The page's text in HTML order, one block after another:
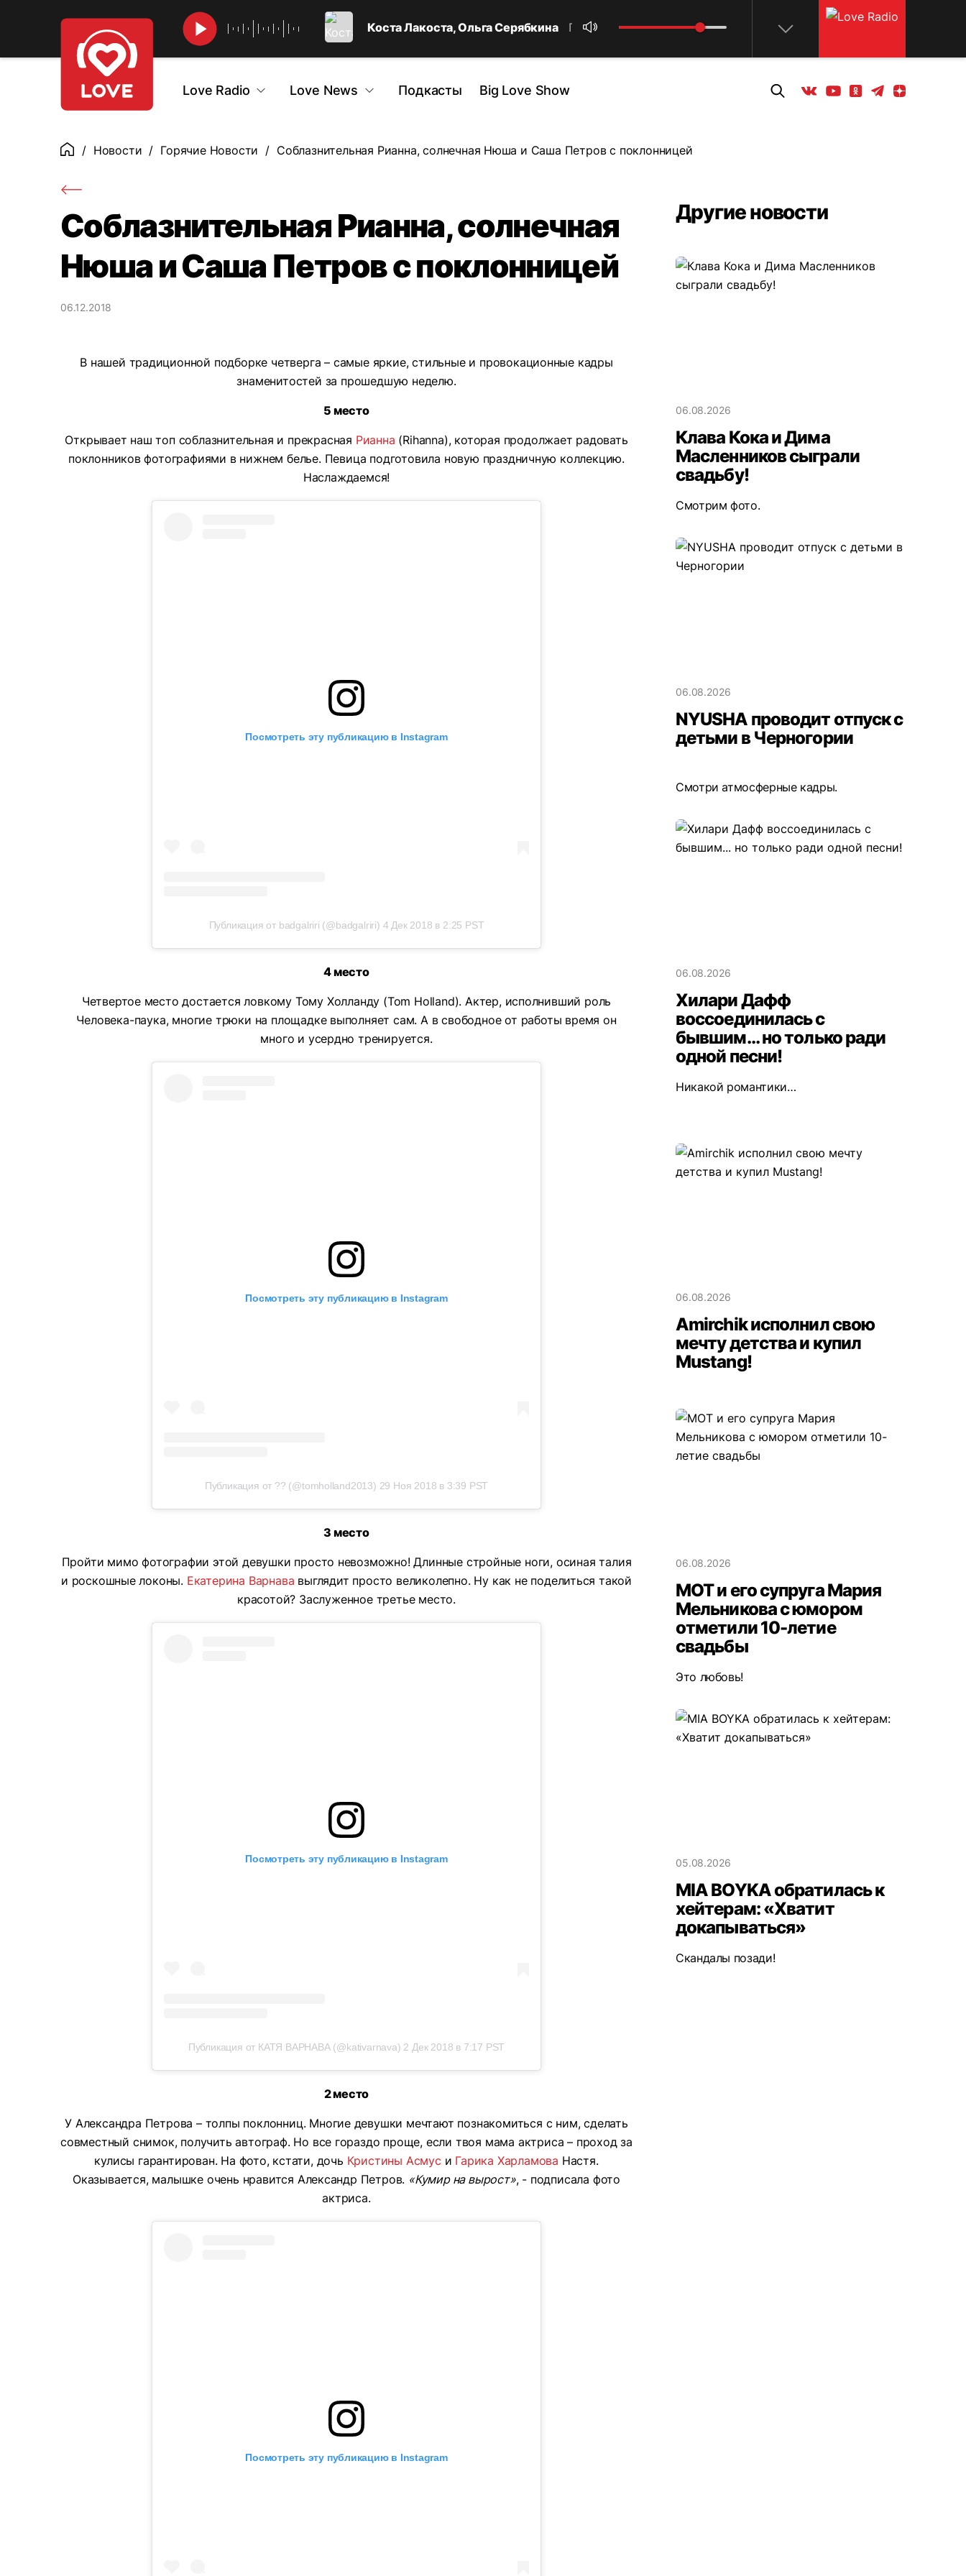
Коста Лакоста, Ольга Серябкина По улицам
Love Radio Love News Подкасты Big Love Show Вконтакте
YoutubeОдноклассники
ТелеграмЯндекс дзен
ГлавнаяНовости Горячие Новости Соблазнительная Рианна, солнечная Нюша и Саша Петров с поклонницей
Соблазнительная Рианна, солнечная
Нюша и Саша Петров с поклонницей
06.12.2018
В нашей традиционной подборке четверга – самые яркие, стильные и провокационные кадры
знаменитостей за прошедшую неделю.
5 место
Открывает наш топ соблазнительная и прекрасная Рианна (Rihanna), которая продолжает радовать
поклонников фотографиями в нижнем белье. Певица подготовила новую праздничную коллекцию.
Наслаждаемся!
Посмотреть эту публикацию в Instagram
Публикация от badgalriri (@badgalriri) 4 Дек 2018 в 2:25 PST
4 место
Четвертое место достается ловкому Тому Холланду (Tom Holland). Актер, исполнивший роль
Человека-паука, многие трюки на площадке выполняет сам. А в свободное от работы время он
много и усердно тренируется.
Посмотреть эту публикацию в Instagram
Публикация от ?? (@tomholland2013) 29 Ноя 2018 в 3:39 PST
3 место
Пройти мимо фотографии этой девушки просто невозможно! Длинные стройные ноги, осиная талия
и роскошные локоны. Екатерина Варнава выглядит просто великолепно. Ну как не поделиться такой
красотой? Заслуженное третье место.
Посмотреть эту публикацию в Instagram
Публикация от КАТЯ ВАРНАВА (@kativarnava) 2 Дек 2018 в 7:17 PST
2 место
У Александра Петрова – толпы поклонниц. Многие девушки мечтают познакомиться с ним, сделать
совместный снимок, получить автограф. Но все гораздо проще, если твоя мама актриса – проход за
кулисы гарантирован. На фото, кстати, дочь Кристины Асмус и Гарика Харламова Настя.
Оказывается, малышке очень нравится Александр Петров. «Кумир на вырост», - подписала фото
актриса.
Посмотреть эту публикацию в Instagram
Другие новости
06.08.2026
Клава Кока и Дима
Масленников сыграли
свадьбу!
Смотрим фото.
06.08.2026
NYUSHA проводит отпуск с
детьми в Черногории
Смотри атмосферные кадры.
06.08.2026
Хилари Дафф
воссоединилась с
бывшим... но только ради
одной песни!
Никакой романтики…
06.08.2026
Amirchik исполнил свою
мечту детства и купил
Mustang!
06.08.2026
МОТ и его супруга Мария
Мельникова с юмором
отметили 10-летие
свадьбы
Это любовь!
05.08.2026
MIA BOYKA обратилась к
хейтерам: «Хватит
докапываться»
Скандалы позади!